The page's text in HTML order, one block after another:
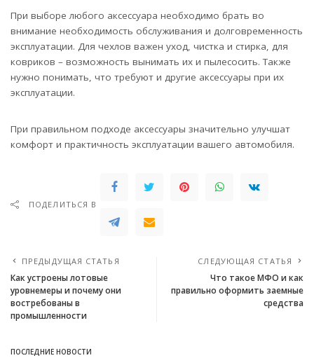
При выборе любого аксессуара необходимо брать во
внимание необходимость обслуживания и долговременность
эксплуатации. Для чехлов важен уход, чистка и стирка, для
ковриков – возможность вынимать их и пылесосить. Также
нужно понимать, что требуют и другие аксессуары при их
эксплуатации.
При правильном подходе аксессуары значительно улучшат
комфорт и практичность эксплуатации вашего автомобиля.
ПОДЕЛИТЬСЯ В
ПРЕДЫДУЩАЯ СТАТЬЯ
Как устроены лотовые
уровнемеры и почему они
востребованы в
промышленности
СЛЕДУЮЩАЯ СТАТЬЯ
Что такое МФО и как
правильно оформить заемные
средства
ПОСЛЕДНИЕ НОВОСТИ